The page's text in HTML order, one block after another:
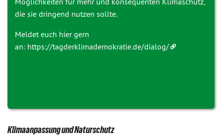
die sie dringend nutzen sollte.
Meldet euch hier gern
an: https://tagderklimademokratie.de/dialog/
Klimaanpassung und Naturschutz